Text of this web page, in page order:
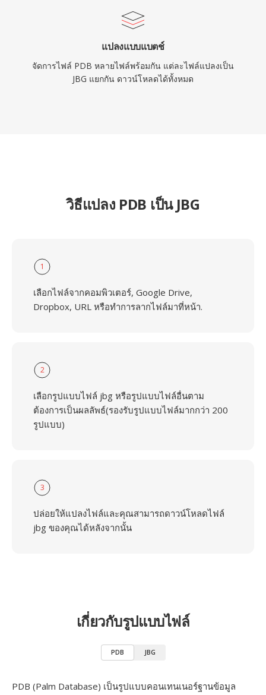
แปลงแบบแบตช์
จัดการไฟล์ PDB หลายไฟล์พร้อมกัน แต่ละไฟล์แปลงเป็น
JBG แยกกัน ดาวน์โหลดได้ทั้งหมด
วิธีแปลง PDB เป็น JBG
1
เลือกไฟล์จากคอมพิวเตอร์, Google Drive,
Dropbox, URL หรือทำการลากไฟล์มาที่หน้า.
2
เลือกรูปแบบไฟล์ jbg หรือรูปแบบไฟล์อื่นตาม
ต้องการเป็นผลลัพธ์(รองรับรูปแบบไฟล์มากกว่า 200
รูปแบบ)
3
ปล่อยให้แปลงไฟล์และคุณสามารถดาวน์โหลดไฟล์
jbg ของคุณได้หลังจากนั้น
เกี่ยวกับรูปแบบไฟล์
PDB JBG
PDB (Palm Database) เป็นรูปแบบคอนเทนเนอร์ฐานข้อมูล